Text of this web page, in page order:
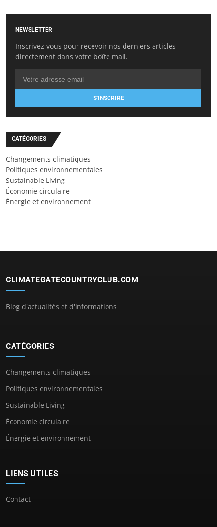
NEWSLETTER
Inscrivez-vous pour recevoir nos derniers articles
directement dans votre boîte mail.
S'INSCRIRE
CATÉGORIES
Changements climatiques
Politiques environnementales
Sustainable Living
Économie circulaire
Énergie et environnement
CLIMATEGATECOUNTRYCLUB.COM
Blog d'actualités et d'informations
CATÉGORIES
Changements climatiques
Politiques environnementales
Sustainable Living
Économie circulaire
Énergie et environnement
LIENS UTILES
Contact